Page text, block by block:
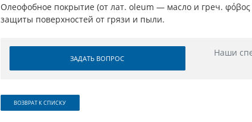
Олеофобное покрытие (от лат. oleum — масло и греч.
защиты поверхностей от грязи и пыли.
ЗАДАТЬ ВОПРОС
Наши
ВОЗВРАТ К СПИСКУ